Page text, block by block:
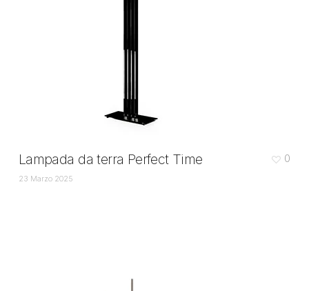
Lampada da terra Perfect Time
23 Marzo 2025
0